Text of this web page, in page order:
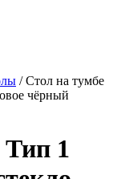
/Стол на тумбе
чёрный
Тип 1